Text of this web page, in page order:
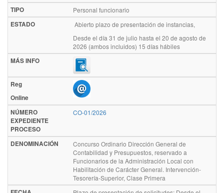
TIPO
Personal funcionario
ESTADO
Abierto plazo de presentación de instancias,
Desde el día 31 de julio hasta el 20 de agosto de
2026 (ambos incluidos) 15 días hábiles
MÁS INFO
Reg
Online
NÚMERO
EXPEDIENTE
PROCESO
CO-01/2026
DENOMINACIÓN
Concurso Ordinario Dirección General de
Contabilidad y Presupuestos, reservado a
Funcionarios de la Administración Local con
Habilitación de Carácter General. Intervención-
Tesorería-Superior, Clase Primera